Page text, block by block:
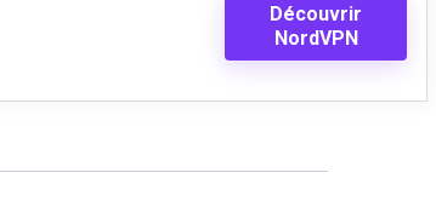
Découvrir
NordVPN